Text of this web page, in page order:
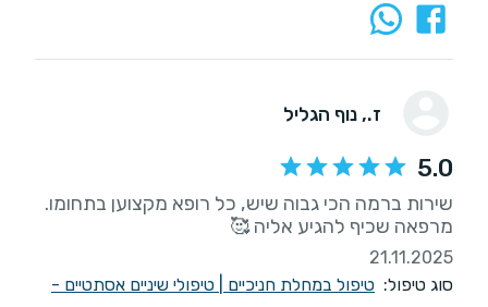
ז., נוף הגליל
5.0
מרפאה שכיף להגיע אליה 🥰
21.11.2025
סוג טיפול: טיפול במחלת חניכיים
טיפולי שיניים אסתטיים -